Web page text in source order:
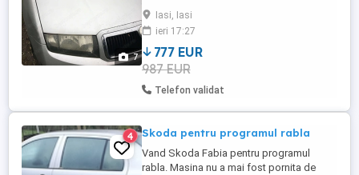
7
functionala dar trebuie un pic de atentie si
nu este o masina noua se vande doar cu
fiscal rog sa nu deranjati inutil pretul este
negociabil ...
Iasi, Iasi
ieri 17:27
777 EUR
987 EUR
Telefon validat
4 Skoda pentru programul rabla
Vand Skoda Fabia pentru programul
rabla. Masina nu a mai fost pornita de